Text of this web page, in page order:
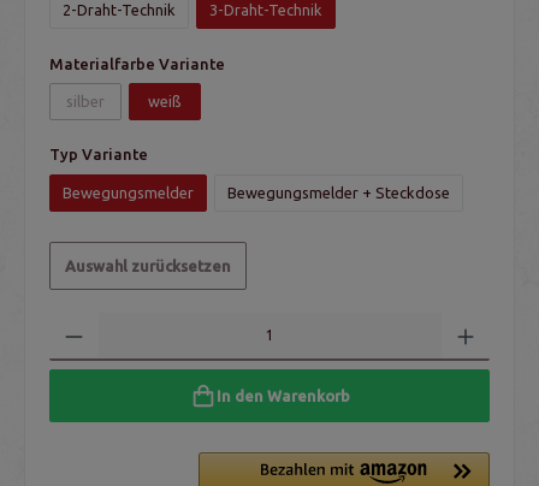
2-Draht-Technik 3-Draht-Technik
Materialfarbe Variante
silber weiß
Typ Variante
Bewegungsmelder Bewegungsmelder + Steckdose
Auswahl zurücksetzen
In den Warenkorb